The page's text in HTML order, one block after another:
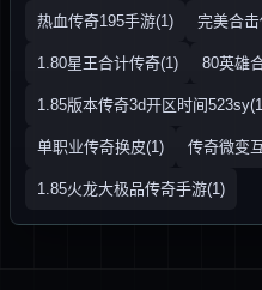
热血传奇195手游(1) 完美合
1.80星王合计传奇(1) 80英雄
1.85版本传奇3d开区时间
单职业传奇换皮(1) 传奇微变
1.85火龙大极品传奇手游(1)